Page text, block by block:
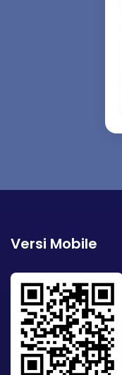
Versi Mobile